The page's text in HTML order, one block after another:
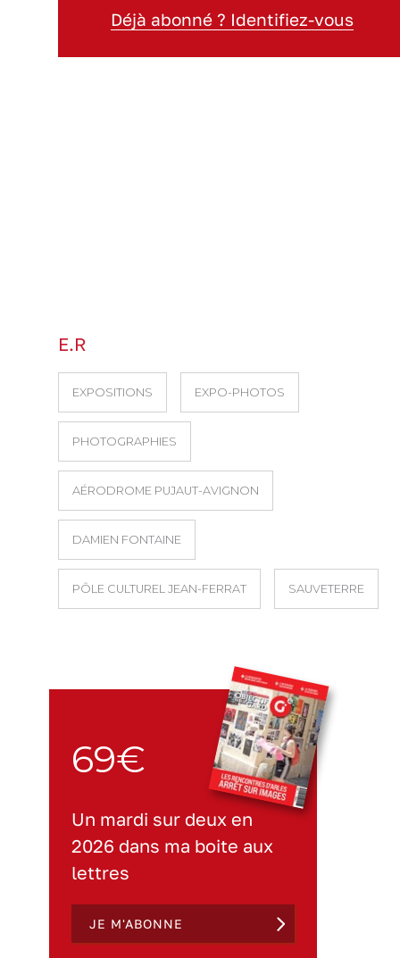
Déjà abonné ? Identifiez-vous
E.R
EXPOSITIONS EXPO-PHOTOS
PHOTOGRAPHIES
AÉRODROME PUJAUT-AVIGNON
DAMIEN FONTAINE
PÔLE CULTUREL JEAN-FERRAT SAUVETERRE
69€
Un mardi sur deux en
2026 dans ma boite aux
lettres
JE M'ABONNE